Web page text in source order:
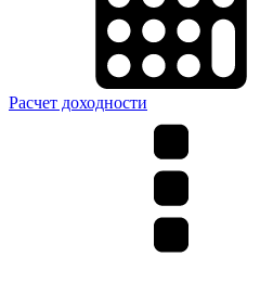
Расчет доходности